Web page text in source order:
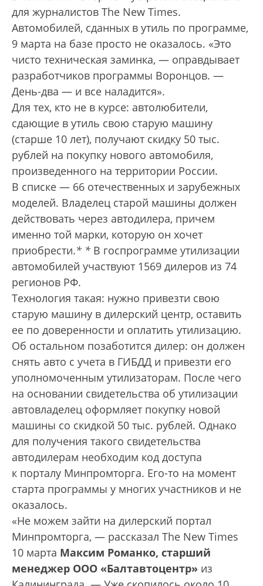
для журналистов The New Times.
Автомобилей, сданных в утиль по программе,
9 марта на базе просто не оказалось. «Это
чисто техническая заминка, — оправдывает
разработчиков программы Воронцов. —
День-два — и все наладится».
Для тех, кто не в курсе: автолюбители,
сдающие в утиль свою старую машину
(старше 10 лет), получают скидку 50 тыс.
рублей на покупку нового автомобиля,
произведенного на территории России.
В списке — 66 отечественных и зарубежных
моделей. Владелец старой машины должен
действовать через автодилера, причем
именно той марки, которую он хочет
приобрести.* * В госпрограмме утилизации
автомобилей участвуют 1569 дилеров из 74
регионов РФ.
Технология такая: нужно привезти свою
старую машину в дилерский центр, оставить
ее по доверенности и оплатить утилизацию.
Об остальном позаботится дилер: он должен
снять авто с учета в ГИБДД и привезти его
уполномоченным утилизаторам. После чего
на основании свидетельства об утилизации
автовладелец оформляет покупку новой
машины со скидкой 50 тыс. рублей. Однако
для получения такого свидетельства
автодилерам необходим код доступа
к порталу Минпромторга. Его-то на момент
старта программы у многих участников и не
оказалось.
«Не можем зайти на дилерский портал
Минпромторга, — рассказал The New Times
10 марта Максим Романко, старший
менеджер ООО «Балтавтоцентр» из